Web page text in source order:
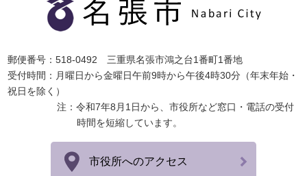
郵便番号：518-0492 三重県名張市鴻之台1番町1番地
受付時間：月曜日から金曜日午前9時から午後4時30分（年末年始・
祝日を除く）
注：令和7年8月1日から、市役所など窓口・電話の受付
時間を短縮しています。
市役所へのアクセス